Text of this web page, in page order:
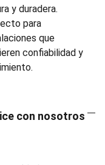
y duradera.
para
que
confiabilidad y
con nosotros